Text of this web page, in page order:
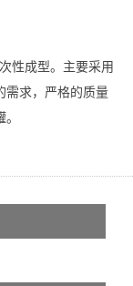
性成型。主要采用
需求，严格的质量